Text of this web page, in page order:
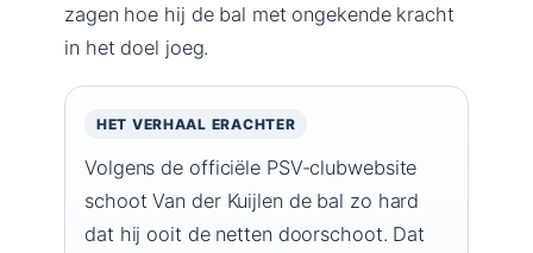
zagen hoe hij de bal met ongekende kracht
in het doel joeg.
HET VERHAAL ERACHTER
Volgens de officiële PSV-clubwebsite
schoot Van der Kuijlen de bal zo hard
dat hij ooit de netten doorschoot. Dat